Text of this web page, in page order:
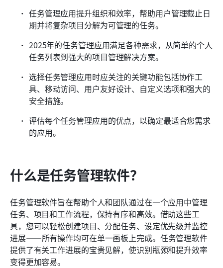
任务管理应用提升组织和效率，帮助用户管理截止日
期并将复杂项目分解为可管理的任务。
2025年的任务管理应用满足各种需求，从简单的个人
任务列表到强大的项目管理解决方案。
选择任务管理应用时应关注的关键功能包括协作工
具、移动访问、用户友好设计、自定义选项和强大的
安全措施。
评估每个任务管理应用的优点，以确定最适合您需求
的应用。
什么是任务管理软件？
任务管理软件旨在帮助个人和团队通过在一个应用中管理
任务、项目和工作流程，保持有序和高效。借助这些工
具，您可以轻松创建项目、分配任务、设定优先级并监控
进展——所有操作均可在单一画板上完成。任务管理软件
提供了有关工作进展的宝贵见解，使识别瓶颈和提升效率
变得更加容易。